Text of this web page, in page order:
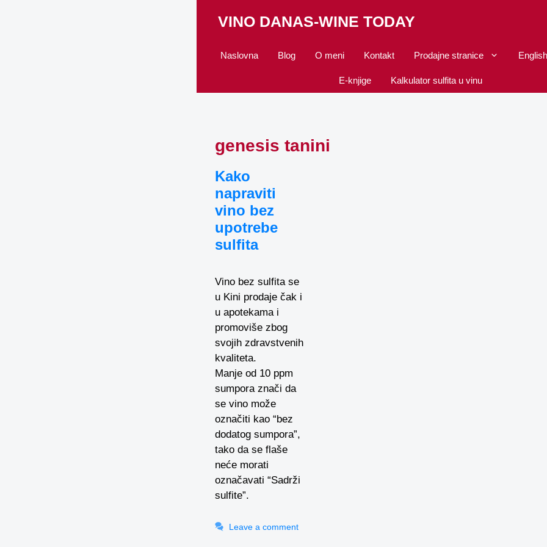
VINO DANAS-WINE TODAY
Naslovna Blog O meni Kontakt Prodajne stranice English
E-knjige Kalkulator sulfita u vinu
genesis tanini
Kako
napraviti
vino bez
upotrebe
sulfita
Vino bez sulfita se
u Kini prodaje čak i
u apotekama i
promoviše zbog
svojih zdravstvenih
kvaliteta.
Manje od 10 ppm
sumpora znači da
se vino može
označiti kao “bez
dodatog sumpora”,
tako da se flaše
neće morati
označavati “Sadrži
sulfite”.
Leave a comment